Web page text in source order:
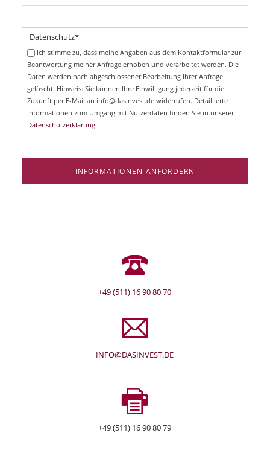
c
t
f
f
i
Pflichtfeld
Datenschutz*
Ich stimme zu, dass meine Angaben aus dem Kontaktformular zur
Beantwortung meiner Anfrage erhoben und verarbeitet werden. Die
Daten werden nach abgeschlossener Bearbeitung Ihrer Anfrage
gelöscht. Hinweis: Sie können Ihre Einwilligung jederzeit für die
Zukunft per E-Mail an info@dasinvest.de widerrufen. Detaillierte
Informationen zum Umgang mit Nutzerdaten finden Sie in unserer
Datenschutzerklärung
INFORMATIONEN ANFORDERN
+49 (511) 16 90 80 70
INFO@DASINVEST.DE
+49 (511) 16 90 80 79